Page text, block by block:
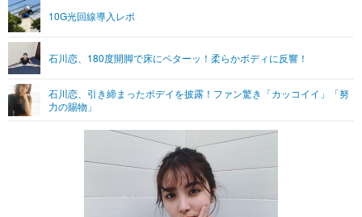
グラビア ブログ
ショッピング その他
ライフTOP
リリース一覧
プッシュ通知の停止方法
10G光回線導入レポ
石川恋、180度開脚で床にペターッ！柔らかボディに反響！
石川恋、引き締まったボデイを披露！ファン驚き「カッコイイ」「努
力の賜物」